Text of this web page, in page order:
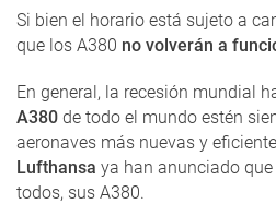
Si bien el horario está sujeto a
que los A380 no volverán a
En general, la recesión mundial
A380 de todo el mundo estén
aeronaves más nuevas y
Lufthansa ya han anunciado
todos, sus A380.